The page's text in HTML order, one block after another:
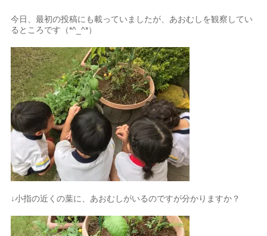
今日、最初の投稿にも載っていましたが、あおむしを観察してい
るところです（*^_^*）
↓小指の近くの葉に、あおむしがいるのですが分かりますか？